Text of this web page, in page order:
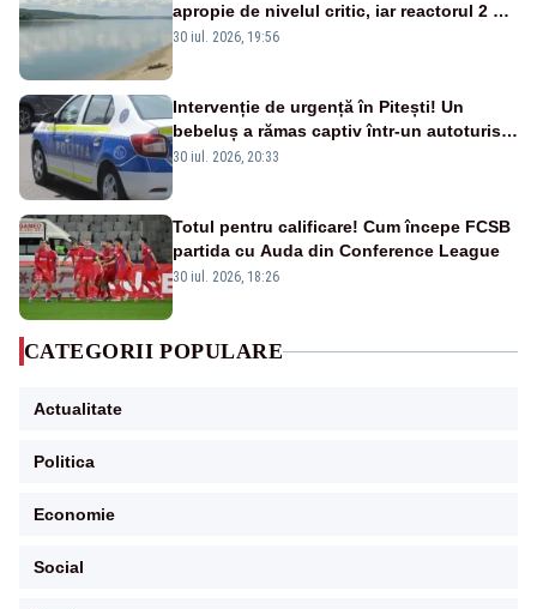
apropie de nivelul critic, iar reactorul 2 de
la Cernavodă ar putea fi oprit
30 iul. 2026, 19:56
Intervenție de urgență în Pitești! Un
bebeluș a rămas captiv într-un autoturism
din cauza unei defecțiuni
30 iul. 2026, 20:33
Totul pentru calificare! Cum începe FCSB
partida cu Auda din Conference League
30 iul. 2026, 18:26
CATEGORII POPULARE
Actualitate
Politica
Economie
Social